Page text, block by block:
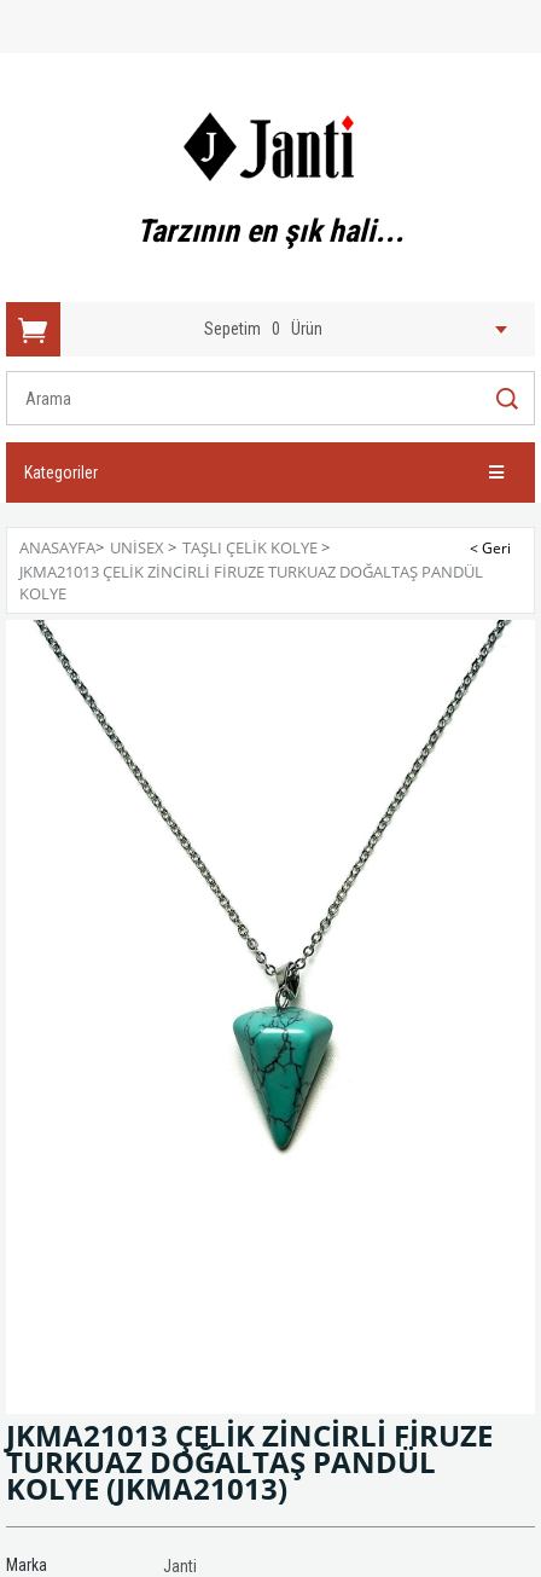
Tarzının en şık hali...
Sepetim 0 Ürün
Kategoriler
ANASAYFA> UNISEX > TAŞLI ÇELIK KOLYE>
JKMA21013 ÇELİK ZİNCİRLİ FİRUZE TURKUAZ DOĞALTAŞ PANDÜL
KOLYE
JKMA21013 ÇELİK ZİNCİRLİ FİRUZE
TURKUAZ DOĞALTAŞ PANDÜL
KOLYE (JKMA21013)
Marka
Janti